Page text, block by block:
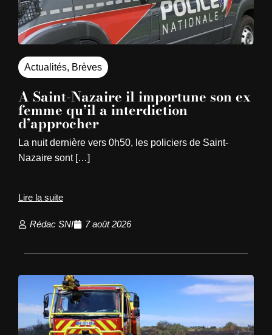
Actualités, Brèves
A Saint-Nazaire il importune son ex
femme qu’il a interdiction
d’approcher
La nuit dernière vers 0h50, les policiers de Saint-
Nazaire sont […]
Lire la suite
Rédac SNI 7 août 2026